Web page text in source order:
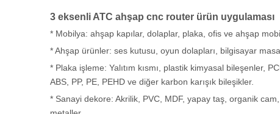
3 eksenli ATC ahşap cnc router ürün uygulaması
* Mobilya: ahşap kapılar, dolaplar, plaka, ofis ve ahşap
* Ahşap ürünler: ses kutusu, oyun dolapları, bilgisayar
* Plaka işleme: Yalıtım kısmı, plastik kimyasal bileşenler,
ABS, PP, PE, PEHD ve diğer karbon karışık bileşikler.
* Sanayi dekore: Akrilik, PVC, MDF, yapay taş, organik